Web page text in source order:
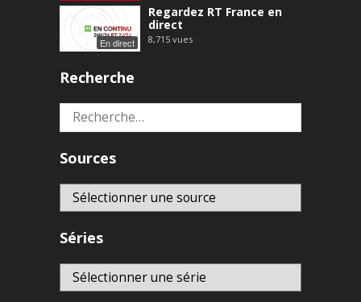
En direct
Regardez RT France en
direct
8,715 vues
Recherche
Rechercher :
Sources
Séries